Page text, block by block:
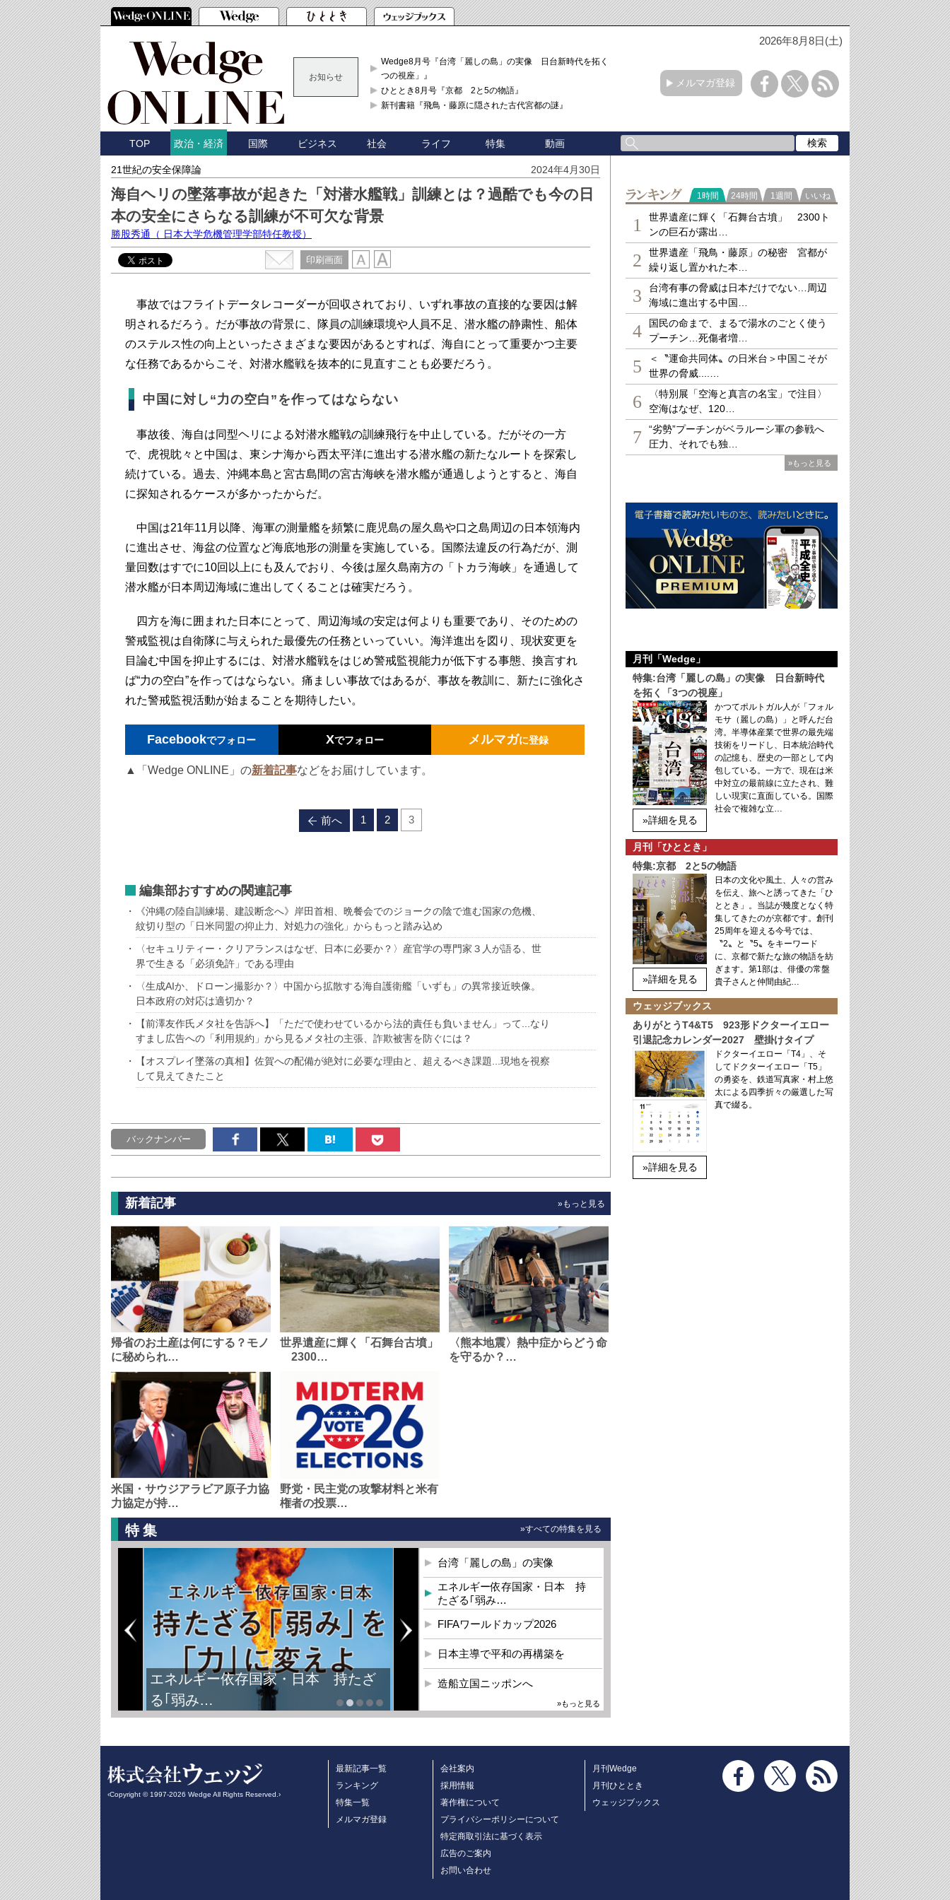
2026年8月8日(土)
お知らせ
Wedge8月号『台湾「麗しの島」の実像 日台新時代を拓く「3
つの視座」』
ひととき8月号『京都 2と5の物語』
新刊書籍『飛鳥・藤原に隠された古代宮都の謎』
メルマガ登録
TOP 政治・経済 国際 ビジネス 社会 ライフ 特集 動画
21世紀の安全保障論 2024年4月30日
海自ヘリの墜落事故が起きた「対潜水艦戦」訓練とは？過酷でも今の日
本の安全にさらなる訓練が不可欠な背景
勝股秀通 （ 日本大学危機管理学部特任教授）
印刷画面
事故ではフライトデータレコーダーが回収されており、いずれ事故の直接的な要因は解
明されるだろう。だが事故の背景に、隊員の訓練環境や人員不足、潜水艦の静粛性、船体
のステルス性の向上といったさまざまな要因があるとすれば、海自にとって重要かつ主要
な任務であるからこそ、対潜水艦戦を抜本的に見直すことも必要だろう。
中国に対し“力の空白”を作ってはならない
事故後、海自は同型ヘリによる対潜水艦戦の訓練飛行を中止している。だがその一方
で、虎視眈々と中国は、東シナ海から西太平洋に進出する潜水艦の新たなルートを探索し
続けている。過去、沖縄本島と宮古島間の宮古海峡を潜水艦が通過しようとすると、海自
に探知されるケースが多かったからだ。
中国は21年11月以降、海軍の測量艦を頻繁に鹿児島の屋久島や口之島周辺の日本領海内
に進出させ、海盆の位置など海底地形の測量を実施している。国際法違反の行為だが、測
量回数はすでに10回以上にも及んでおり、今後は屋久島南方の「トカラ海峡」を通過して
潜水艦が日本周辺海域に進出してくることは確実だろう。
四方を海に囲まれた日本にとって、周辺海域の安定は何よりも重要であり、そのための
警戒監視は自衛隊に与えられた最優先の任務といっていい。海洋進出を図り、現状変更を
目論む中国を抑止するには、対潜水艦戦をはじめ警戒監視能力が低下する事態、換言すれ
ば“力の空白”を作ってはならない。痛ましい事故ではあるが、事故を教訓に、新たに強化さ
れた警戒監視活動が始まることを期待したい。
Facebookでフォロー Xでフォロー メルマガに登録
▲「Wedge ONLINE」の新着記事などをお届けしています。
前へ 1 2 3
編集部おすすめの関連記事
《沖縄の陸自訓練場、建設断念へ》岸田首相、晩餐会でのジョークの陰で進む国家の危機、
紋切り型の「日米同盟の抑止力、対処力の強化」からもっと踏み込め
〈セキュリティー・クリアランスはなぜ、日本に必要か？〉産官学の専門家３人が語る、世
界で生きる「必須免許」である理由
〈生成AIか、ドローン撮影か？〉中国から拡散する海自護衛艦「いずも」の異常接近映像。
日本政府の対応は適切か？
【前澤友作氏メタ社を告訴へ】「ただで使わせているから法的責任も負いません」って...なり
すまし広告への「利用規約」から見るメタ社の主張、詐欺被害を防ぐには？
【オスプレイ墜落の真相】佐賀への配備が絶対に必要な理由と、超えるべき課題...現地を視察
して見えてきたこと
バックナンバー
新着記事 »もっと見る
帰省のお土産は何にする？モノ
に秘められ…
世界遺産に輝く「石舞台古墳」
2300…
〈熊本地震〉熱中症からどう命
を守るか？…
米国・サウジアラビア原子力協
力協定が持…
野党・民主党の攻撃材料と米有
権者の投票…
特集 »すべての特集を見る
エネルギー依存国家・日本 持たざ
る｢弱み…
台湾「麗しの島」の実像
エネルギー依存国家・日本 持
たざる｢弱み…
FIFAワールドカップ2026
日本主導で平和の再構築を
造船立国ニッポンへ
»もっと見る
ランキング
1時間 24時間 1週間 いいね
1
世界遺産に輝く「石舞台古墳」 2300ト
ンの巨石が露出…
2
世界遺産「飛鳥・藤原」の秘密 宮都が
繰り返し置かれた本…
3
台湾有事の脅威は日本だけでない…周辺
海域に進出する中国…
4
国民の命まで、まるで湯水のごとく使う
プーチン…死傷者増…
5
＜〝運命共同体〟の日米台＞中国こそが
世界の脅威....…
6
〈特別展「空海と真言の名宝」で注目〉
空海はなぜ、120…
7
“劣勢”プーチンがベラルーシ軍の参戦へ
圧力、それでも独…
»もっと見る
月刊「Wedge」
特集:台湾「麗しの島」の実像 日台新時代
を拓く「3つの視座」
»詳細を見る
かつてポルトガル人が「フォル
モサ（麗しの島）」と呼んだ台
湾。半導体産業で世界の最先端
技術をリードし、日本統治時代
の記憶も、歴史の一部として内
包している。一方で、現在は米
中対立の最前線に立たされ、難
しい現実に直面している。国際
社会で複雑な立…
月刊「ひととき」
特集:京都 2と5の物語
»詳細を見る
日本の文化や風土、人々の営み
を伝え、旅へと誘ってきた「ひ
ととき」。当誌が幾度となく特
集してきたのが京都です。創刊
25周年を迎える今号では、
〝2〟と〝5〟をキーワード
に、京都で新たな旅の物語を紡
ぎます。第1部は、俳優の常盤
貴子さんと仲間由紀…
ウェッジブックス
ありがとうT4&T5 923形ドクターイエロー
引退記念カレンダー2027 壁掛けタイプ
»詳細を見る
ドクターイエロー「T4」、そ
してドクターイエロー「T5」
の勇姿を、鉄道写真家・村上悠
太による四季折々の厳選した写
真で綴る。
‹Copyright © 1997-2026 Wedge All Rights Reserved.›
最新記事一覧
ランキング
特集一覧
メルマガ登録
会社案内
採用情報
著作権について
プライバシーポリシーについて
特定商取引法に基づく表示
広告のご案内
お問い合わせ
月刊Wedge
月刊ひととき
ウェッジブックス